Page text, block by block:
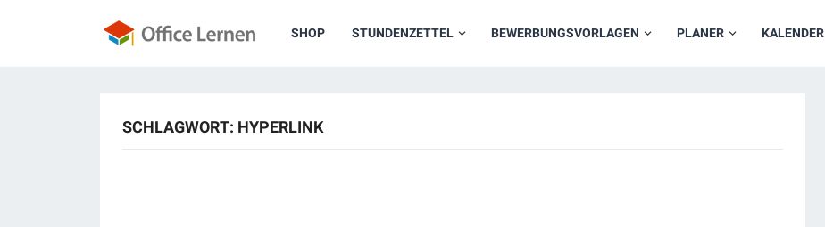
SHOP STUNDENZETTEL BEWERBUNGSVORLAGEN PLANER KALENDER
SCHLAGWORT: HYPERLINK